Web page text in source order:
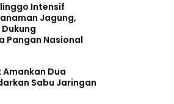
Intensif
Jagung,
Pangan Nasional
Amankan Dua
Sabu Jaringan